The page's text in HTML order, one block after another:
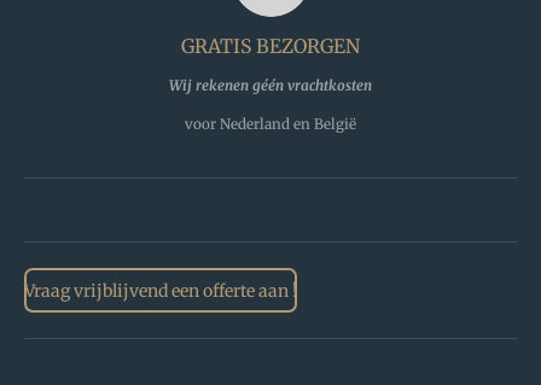
GRATIS BEZORGEN
Wij rekenen géén vrachtkosten
voor Nederland en België
Vraag vrijblijvend een offerte aan !